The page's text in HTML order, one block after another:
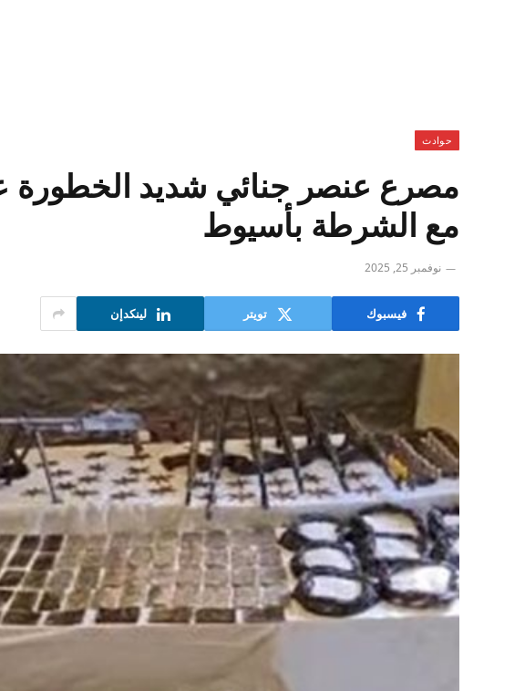
حوادث
مصرع عنصر جنائي شديد الخطورة
مع الشرطة بأسيوط
نوفمبر 25, 2025
فيسبوك تويتر لينكدإن